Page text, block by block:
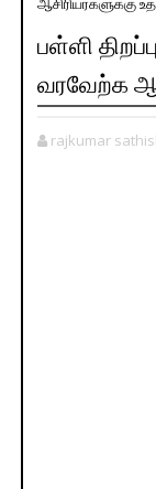
பள்ளி
வரவேற்க
rajkumar